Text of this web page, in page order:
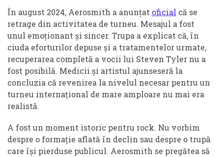
În august 2024, Aerosmith a anunțat oficial că se
retrage din activitatea de turneu. Mesajul a fost
unul emoționant și sincer. Trupa a explicat că, în
ciuda eforturilor depuse și a tratamentelor urmate,
recuperarea completă a vocii lui Steven Tyler nu a
fost posibilă. Medicii și artistul ajunseseră la
concluzia că revenirea la nivelul necesar pentru un
turneu internațional de mare amploare nu mai era
realistă.
A fost un moment istoric pentru rock. Nu vorbim
despre o formație aflată în declin sau despre o trupă
care își pierduse publicul. Aerosmith se pregătea să